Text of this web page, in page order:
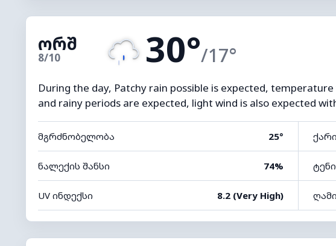
ორშ
8/10 30°/17°
During the day, Patchy rain possible is expected,
and rainy periods are expected, light wind is also expected
მგრძნობელობა 25° ქარი
ნალექის შანსი 74%
UV ინდექსი 8.2 (Very High)